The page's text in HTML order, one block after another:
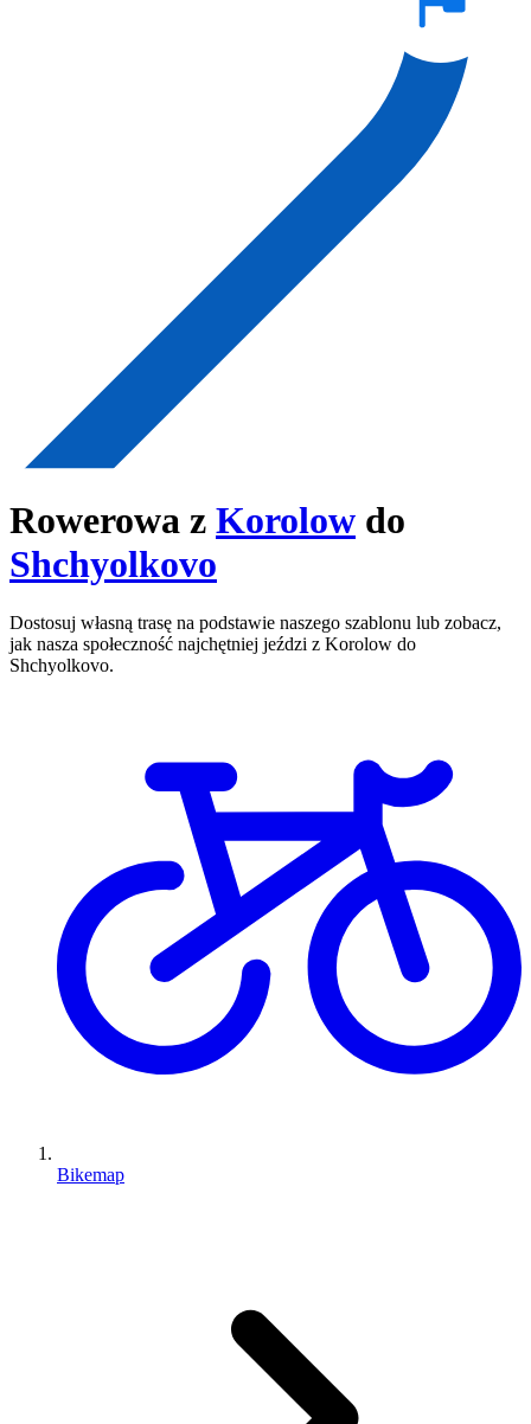
Rowerowa z Korolow do
Shchyolkovo
Dostosuj własną trasę na podstawie naszego szablonu lub zobacz,
jak nasza społeczność najchętniej jeździ z Korolow do
Shchyolkovo.
Bikemap